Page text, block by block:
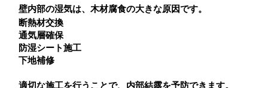
壁内部の湿気は、木材腐食の大きな原因です。
断熱材交換
通気層確保
防湿シート施工
下地補修
適切な施工を行うことで、内部結露を予防できます。